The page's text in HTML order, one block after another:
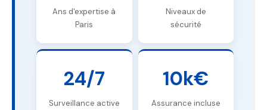
Ans d'expertise à
Paris
Niveaux de
sécurité
24/7
Surveillance active
10k€
Assurance incluse